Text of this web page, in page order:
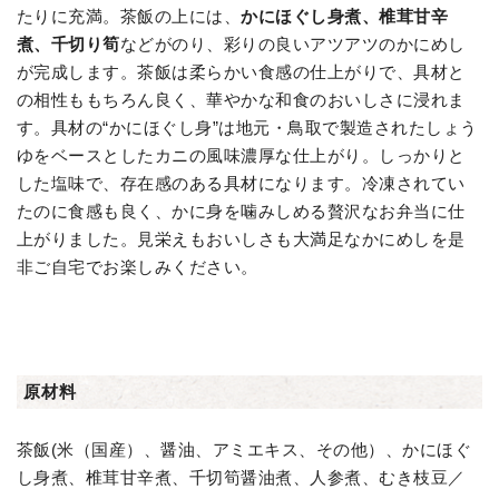
たりに充満。茶飯の上には、かにほぐし身煮、椎茸甘辛
煮、千切り筍などがのり、彩りの良いアツアツのかにめし
が完成します。茶飯は柔らかい食感の仕上がりで、具材と
の相性ももちろん良く、華やかな和食のおいしさに浸れま
す。具材の“かにほぐし身”は地元・鳥取で製造されたしょう
ゆをベースとしたカニの風味濃厚な仕上がり。しっかりと
した塩味で、存在感のある具材になります。冷凍されてい
たのに食感も良く、かに身を噛みしめる贅沢なお弁当に仕
上がりました。見栄えもおいしさも大満足なかにめしを是
非ご自宅でお楽しみください。
原材料
茶飯(米（国産）、醤油、アミエキス、その他）、かにほぐ
し身煮、椎茸甘辛煮、千切筍醤油煮、人参煮、むき枝豆／